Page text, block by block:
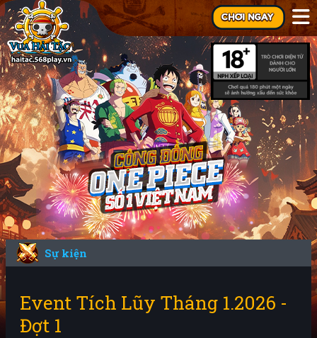
Sự kiện
Event Tích Lũy Tháng 1.2026 -
Đợt 1